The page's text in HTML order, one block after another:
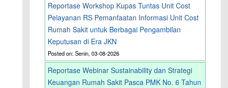
Reportase Workshop Kupas Tuntas Unit Cost
Pelayanan RS Pemanfaatan Informasi Unit Cost
Rumah Sakit untuk Berbagai Pengambilan
Keputusan di Era JKN
Posted on: Senin, 03-08-2026
Reportase Webinar Sustainability dan Strategi
Keuangan Rumah Sakit Pasca PMK No. 6 Tahun